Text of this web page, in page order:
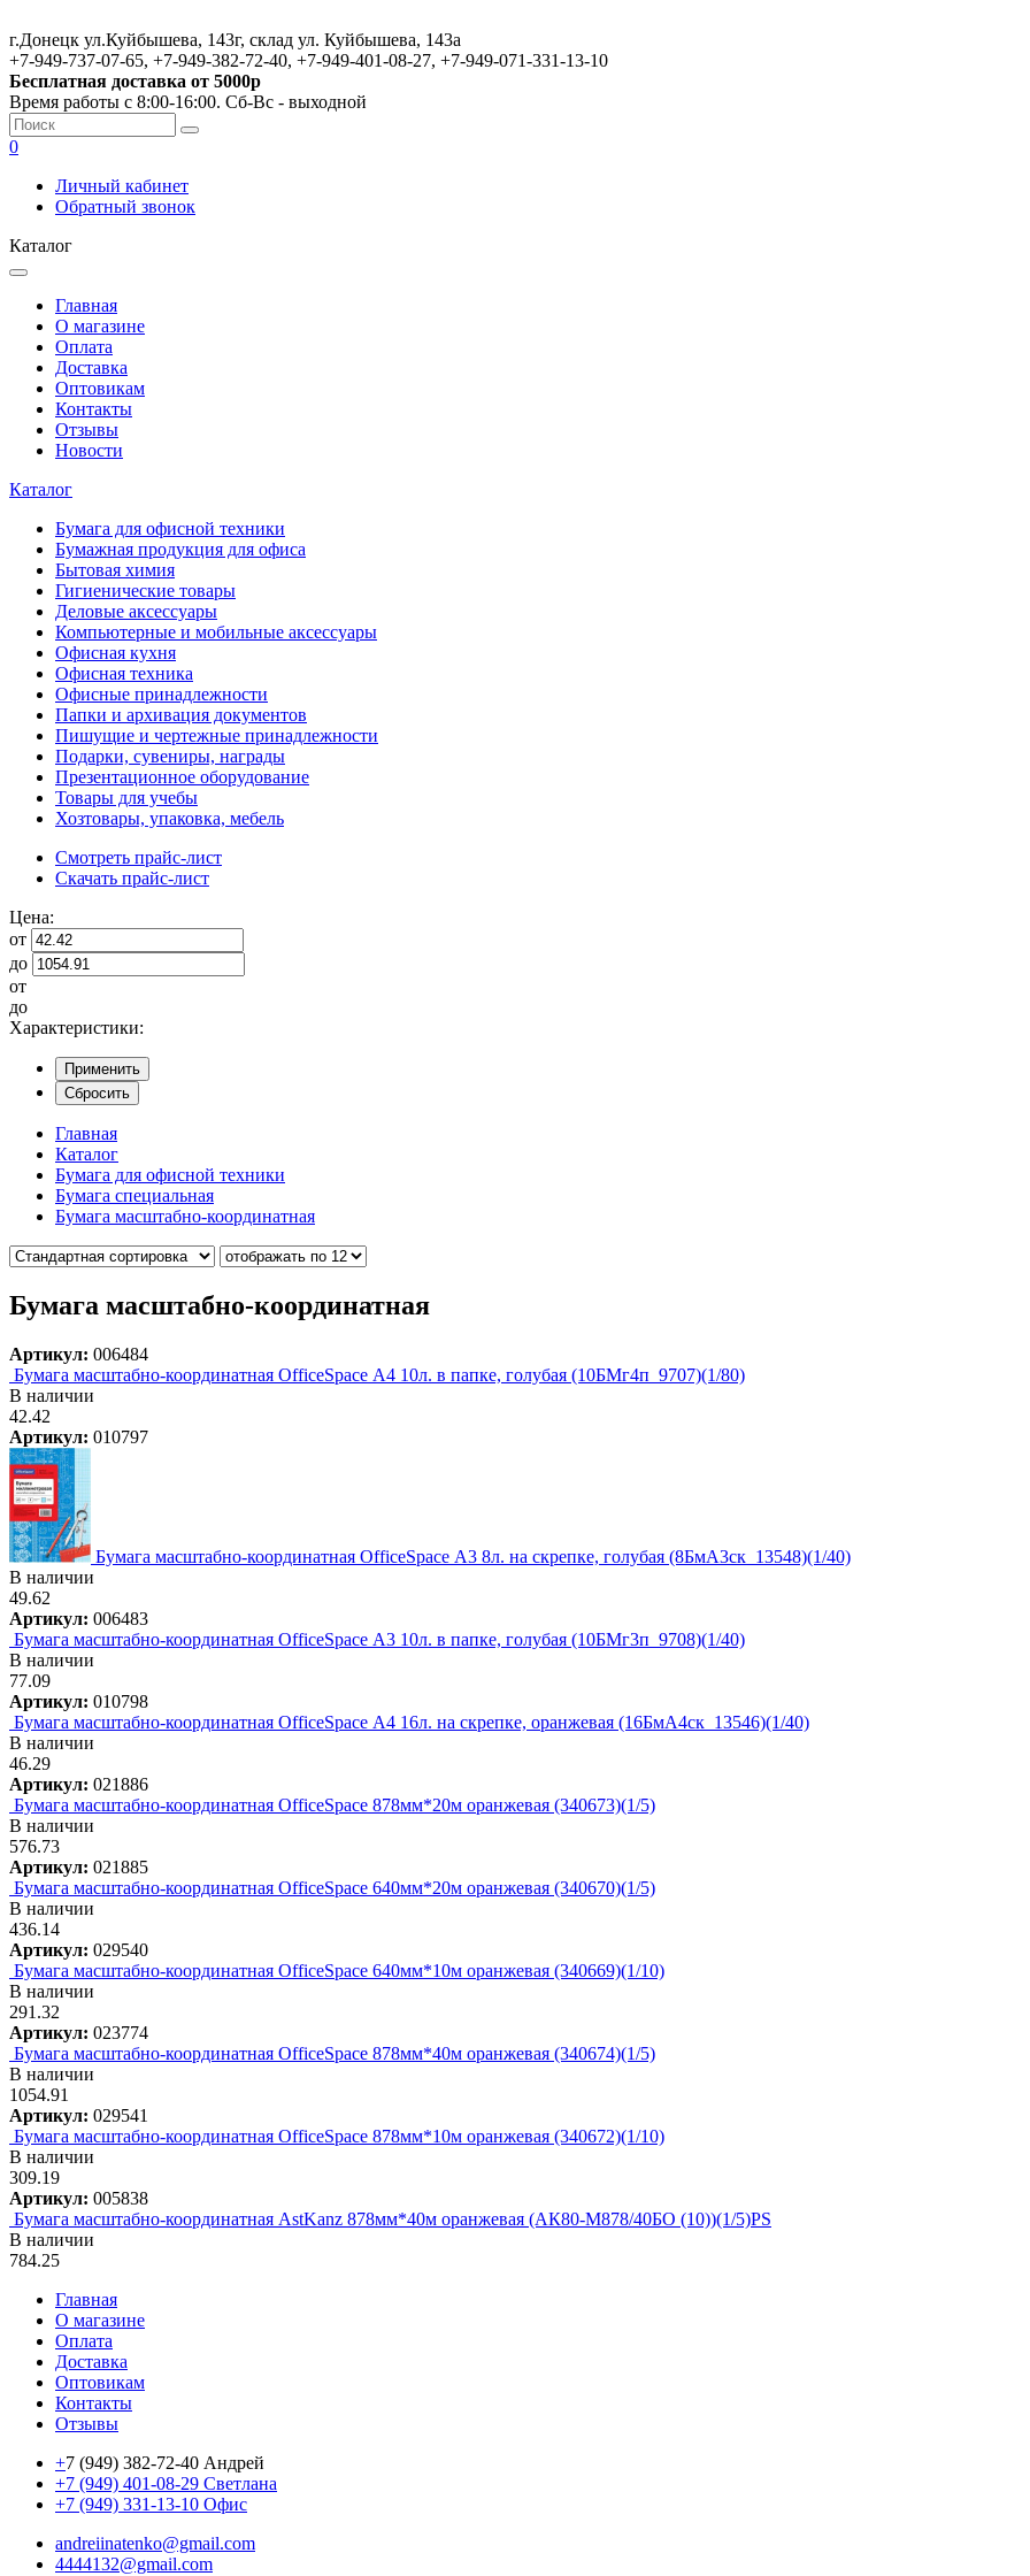
г.Донецк ул.Куйбышева, 143г, склад ул. Куйбышева, 143а
+7-949-737-07-65, +7-949-382-72-40, +7-949-401-08-27, +7-949-071-331-13-10
Бесплатная доставка от 5000р
Время работы с 8:00-16:00. Сб-Вс - выходной
0
Личный кабинет
Обратный звонок
Каталог
Главная
О магазине
Оплата
Доставка
Оптовикам
Контакты
Отзывы
Новости
Каталог
Бумага для офисной техники
Бумажная продукция для офиса
Бытовая химия
Гигиенические товары
Деловые аксессуары
Компьютерные и мобильные аксессуары
Офисная кухня
Офисная техника
Офисные принадлежности
Папки и архивация документов
Пишущие и чертежные принадлежности
Подарки, сувениры, награды
Презентационное оборудование
Товары для учебы
Хозтовары, упаковка, мебель
Смотреть прайс-лист
Скачать прайс-лист
Цена:
от
до
от
до
Характеристики:
Применить
Сбросить
Главная
Каталог
Бумага для офисной техники
Бумага специальная
Бумага масштабно-координатная
Бумага масштабно-координатная
Артикул: 006484
Бумага масштабно-координатная OfficeSpace А4 10л. в папке, голубая (10БМг4п_9707)(1/80)
В наличии
42.42
Артикул: 010797
Бумага масштабно-координатная OfficeSpace А3 8л. на скрепке, голубая (8БмА3ск_13548)(1/40)
В наличии
49.62
Артикул: 006483
Бумага масштабно-координатная OfficeSpace А3 10л. в папке, голубая (10БМг3п_9708)(1/40)
В наличии
77.09
Артикул: 010798
Бумага масштабно-координатная OfficeSpace А4 16л. на скрепке, оранжевая (16БмА4ск_13546)(1/40)
В наличии
46.29
Артикул: 021886
Бумага масштабно-координатная OfficeSpace 878мм*20м оранжевая (340673)(1/5)
В наличии
576.73
Артикул: 021885
Бумага масштабно-координатная OfficeSpace 640мм*20м оранжевая (340670)(1/5)
В наличии
436.14
Артикул: 029540
Бумага масштабно-координатная OfficeSpace 640мм*10м оранжевая (340669)(1/10)
В наличии
291.32
Артикул: 023774
Бумага масштабно-координатная OfficeSpace 878мм*40м оранжевая (340674)(1/5)
В наличии
1054.91
Артикул: 029541
Бумага масштабно-координатная OfficeSpace 878мм*10м оранжевая (340672)(1/10)
В наличии
309.19
Артикул: 005838
Бумага масштабно-координатная AstKanz 878мм*40м оранжевая (АК80-М878/40БО (10))(1/5)PS
В наличии
784.25
Главная
О магазине
Оплата
Доставка
Оптовикам
Контакты
Отзывы
+7 (949) 382-72-40 Андрей
+7 (949) 401-08-29 Светлана
+7 (949) 331-13-10 Офис
andreiinatenko@gmail.com
4444132@gmail.com